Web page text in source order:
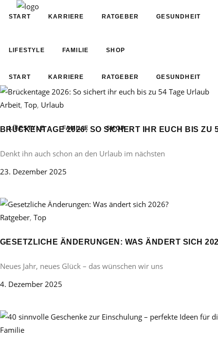
START KARRIERE RATGEBER GESUNDHEIT
LIFESTYLE FAMILIE SHOP
START KARRIERE RATGEBER GESUNDHEIT
LIFESTYLE FAMILIE SHOP
Arbeit, Top, Urlaub
BRÜCKENTAGE 2026: SO SICHERT IHR EUCH BIS ZU
Denkt ihn auch schon an den Urlaub im nächsten
23. Dezember 2025
Ratgeber, Top
GESETZLICHE ÄNDERUNGEN: WAS ÄNDERT SICH
Neues Jahr, neues Glück – das wünschen wir uns
4. Dezember 2025
Familie